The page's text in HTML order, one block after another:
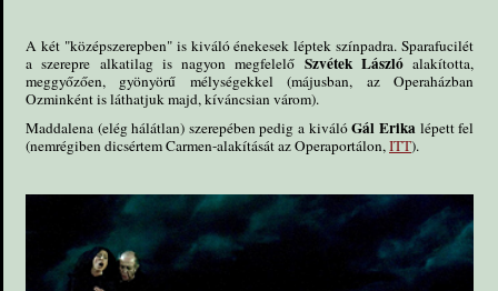
A két "középszerepben" is kiváló énekesek léptek színpadra. Sparafucilét
a szerepre alkatilag is nagyon megfelelő Szvétek Lászlóalakította,
meggyőzően, gyönyörű mélységekkel (májusban, az Operaházban
Ozminként is láthatjuk majd, kíváncsian várom).
Maddalena (elég hálátlan) szerepében pedig a kiválóGál Erikalépett fel
(nemrégiben dicsértem Carmen-alakítását az Operaportálon,ITT).